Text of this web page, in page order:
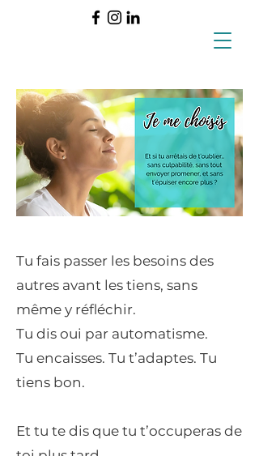
Tu fais passer les besoins des
autres avant les tiens, sans
même y réfléchir.
Tu dis oui par automatisme.
Tu encaisses. Tu t’adaptes. Tu
tiens bon.
Et tu te dis que tu t’occuperas de